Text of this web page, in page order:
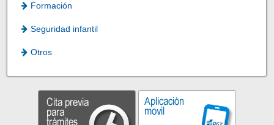
Formación
Seguridad infantil
Otros